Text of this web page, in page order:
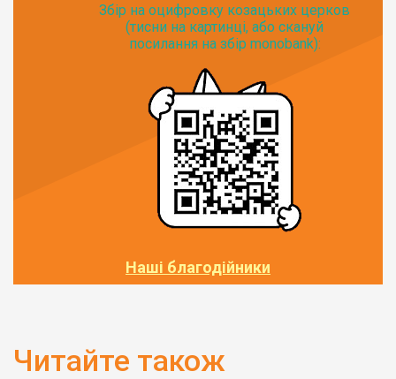
Збір на оцифровку козацьких церков
(тисни на картинці, або скануй
посилання на збір monobank):
Наші благодійники
Читайте також